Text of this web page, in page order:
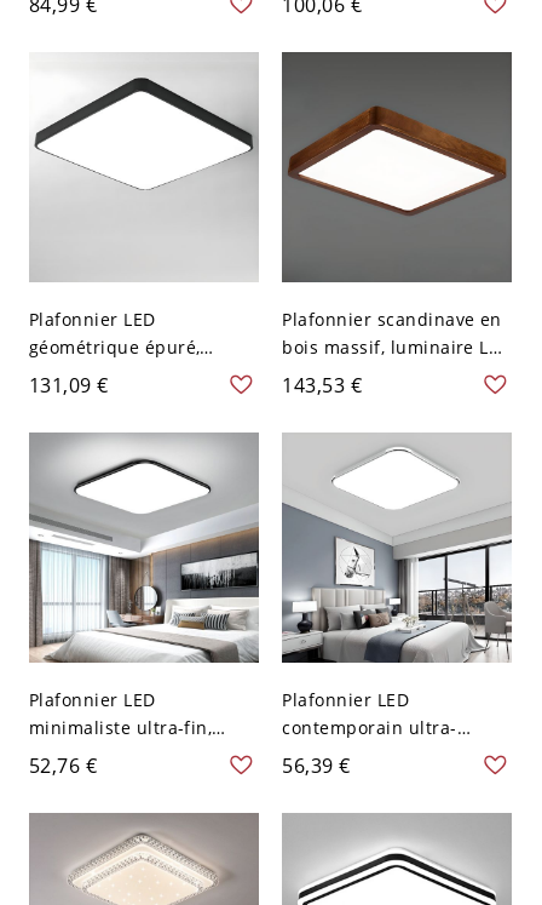
Blanc
commutables pour
bureau à domicile - Blanc
Plafonnier LED
géométrique épuré,
luminaire noir mat à
profil bas avec diffuseur
protecteur des yeux - 110
V-120 V Carré Grand
131,09 €
Plafonnier scandinave en
bois massif, luminaire LED
extra-plat avec diffuseur
en acrylique doux - 110 V-
120 V 40,64 cm Carré
143,53 €
Plafonnier LED
minimaliste ultra-fin,
luminaire en aluminium
noir avec abat-jour en
acrylique - 110 V-120 V
Carré Blanc 39,37 cm
52,76 €
Plafonnier LED
contemporain ultra-
mince, luminaire
rectangulaire à montage
affleurant avec cadre
d’accent doré - 110 V-120
V 45,72 cm Blanc
56,39 €